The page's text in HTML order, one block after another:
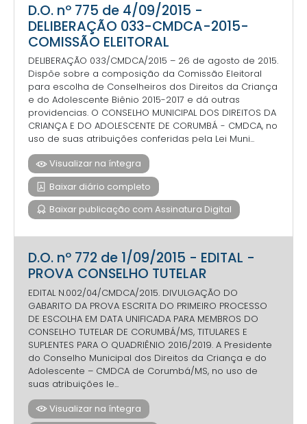
D.O. nº 775 de 4/09/2015 -
DELIBERAÇÃO 033-CMDCA-2015-
COMISSÃO ELEITORAL
DELIBERAÇÃO 033/CMDCA/2015 – 26 de agosto de 2015.
Dispõe sobre a composição da Comissão Eleitoral
para escolha de Conselheiros dos Direitos da Criança
e do Adolescente Biênio 2015-2017 e dá outras
providencias. O CONSELHO MUNICIPAL DOS DIREITOS DA
CRIANÇA E DO ADOLESCENTE DE CORUMBÁ - CMDCA, no
uso de suas atribuições conferidas pela Lei Muni...
Visualizar na íntegra
Baixar diário completo
Baixar publicação com Assinatura Digital
D.O. nº 772 de 1/09/2015 - EDITAL -
PROVA CONSELHO TUTELAR
EDITAL N.002/04/CMDCA/2015. DIVULGAÇÃO DO
GABARITO DA PROVA ESCRITA DO PRIMEIRO PROCESSO
DE ESCOLHA EM DATA UNIFICADA PARA MEMBROS DO
CONSELHO TUTELAR DE CORUMBÁ/MS, TITULARES E
SUPLENTES PARA O QUADRIÊNIO 2016/2019. A Presidente
do Conselho Municipal dos Direitos da Criança e do
Adolescente – CMDCA de Corumbá/MS, no uso de
suas atribuições le...
Visualizar na íntegra